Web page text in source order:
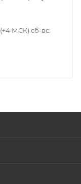
МСК) сб-вс: